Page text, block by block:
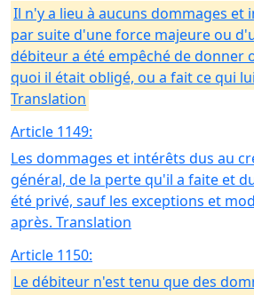
Il n'y a lieu à aucuns dommages et
par suite d'une force majeure ou
débiteur a été empêché de donner
quoi il était obligé, ou a fait ce qui
Translation
Article 1149:
Les dommages et intérêts dus au
général, de la perte qu'il a faite et
été privé, sauf les exceptions et
après. Translation
Article 1150:
Le débiteur n'est tenu que des